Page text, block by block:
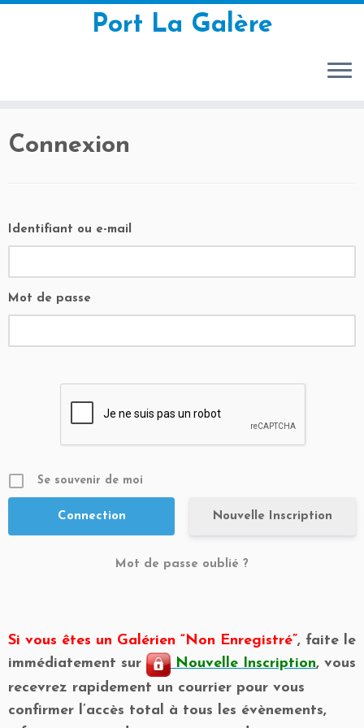
au
Port La Galère
Connexion
Identifiant ou e-mail
Mot de passe
Se souvenir de moi
Nouvelle Inscription
Mot de passe oublié ?
Si vous êtes un Galérien “Non Enregistré”, faite le
immédiatement sur
Nouvelle Inscription, vous
recevrez rapidement un courrier pour vous
confirmer l’accès total à tous les évènements,